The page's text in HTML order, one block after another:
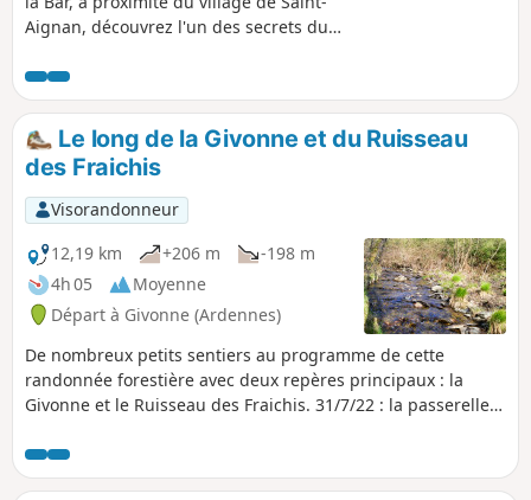
Aignan, découvrez l'un des secrets du
détours passe sous la montagne. Une
belle petite balade à faire en famille en
faisant ououhhhh pour faire résonner
l'écho dans le tunnel fluvial.
Le long de la Givonne et du Ruisseau
des Fraichis
Visorandonneur
12,19 km
+206 m
-198 m
4h 05
Moyenne
Départ à Givonne (Ardennes)
De nombreux petits sentiers au programme de cette
randonnée forestière avec deux repères principaux : la
Givonne et le Ruisseau des Fraichis. 31/7/22 : la passerelle